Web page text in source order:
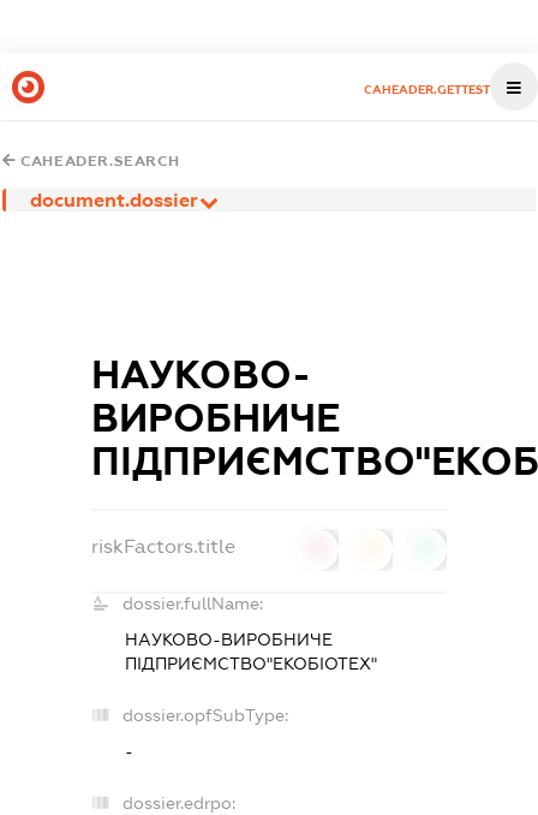
CAHEADER.GETTEST
CAHEADER.SEARCH
document.dossier
НАУКОВО-
ВИРОБНИЧЕ
riskFactors.title
dossier.fullName:
НАУКОВО-ВИРОБНИЧЕ
ПІДПРИЄМСТВО"ЕКОБІОТЕХ"
dossier.opfSubType:
-
dossier.edrpo: